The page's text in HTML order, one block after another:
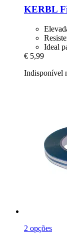
KERBL
Ideal
€ 5,99
Indisponível
2 opções